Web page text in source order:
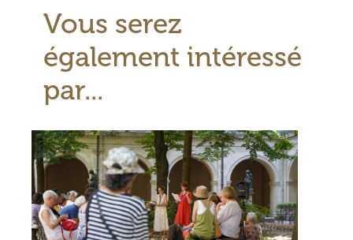
Vous serez
également intéressé
par...
Visuel
principal